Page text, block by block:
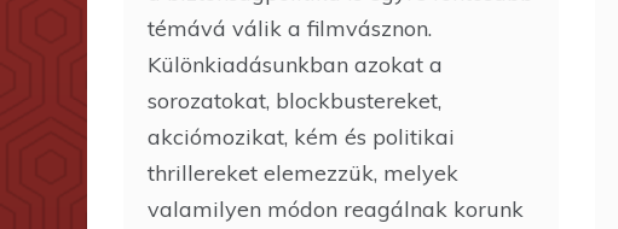
témává válik a filmvásznon.
Különkiadásunkban azokat a
sorozatokat, blockbustereket,
akciómozikat, kém és politikai
thrillereket elemezzük, melyek
valamilyen módon reagálnak korunk